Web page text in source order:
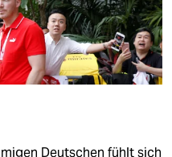
Deutschen fühlt sich